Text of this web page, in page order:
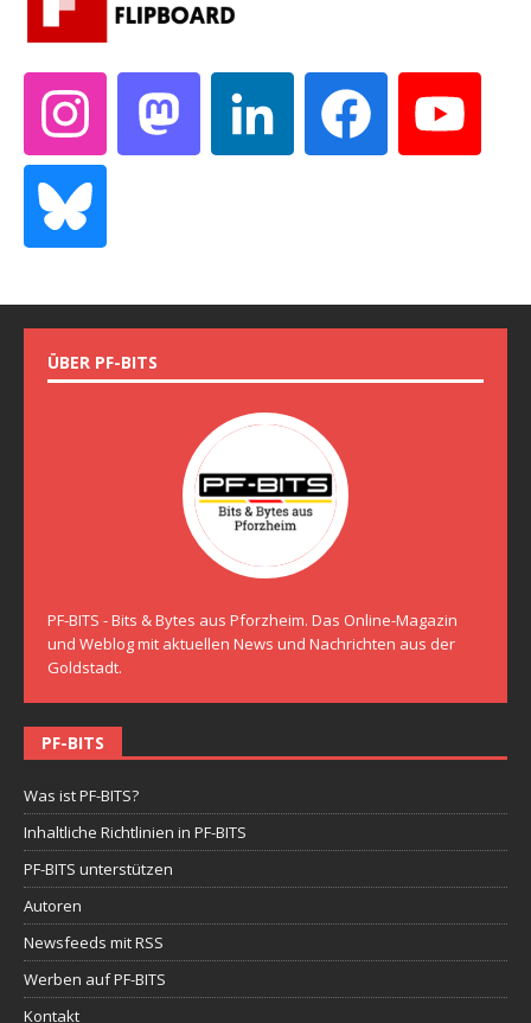
ÜBER PF-BITS
PF-BITS - Bits & Bytes aus Pforzheim. Das Online-Magazin
und Weblog mit aktuellen News und Nachrichten aus der
Goldstadt.
PF-BITS
Was ist PF-BITS?
Inhaltliche Richtlinien in PF-BITS
PF-BITS unterstützen
Autoren
Newsfeeds mit RSS
Werben auf PF-BITS
Kontakt